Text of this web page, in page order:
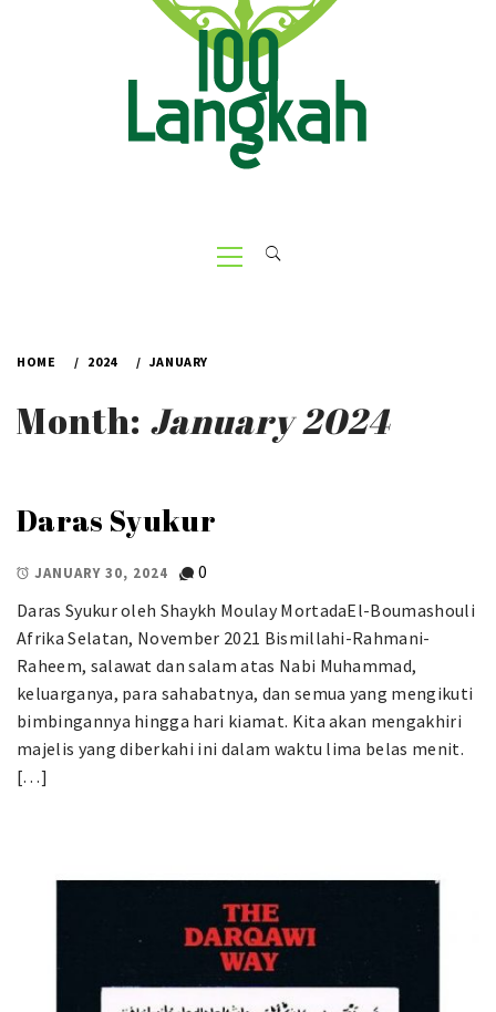
Primary
Menu
HOME 2024 JANUARY
Month: January 2024
Daras Syukur
JANUARY 30, 2024
0
Daras Syukur oleh Shaykh Moulay MortadaEl-Boumashouli
Afrika Selatan, November 2021 Bismillahi-Rahmani-
Raheem, salawat dan salam atas Nabi Muhammad,
keluarganya, para sahabatnya, dan semua yang mengikuti
bimbingannya hingga hari kiamat. Kita akan mengakhiri
majelis yang diberkahi ini dalam waktu lima belas menit.
[…]